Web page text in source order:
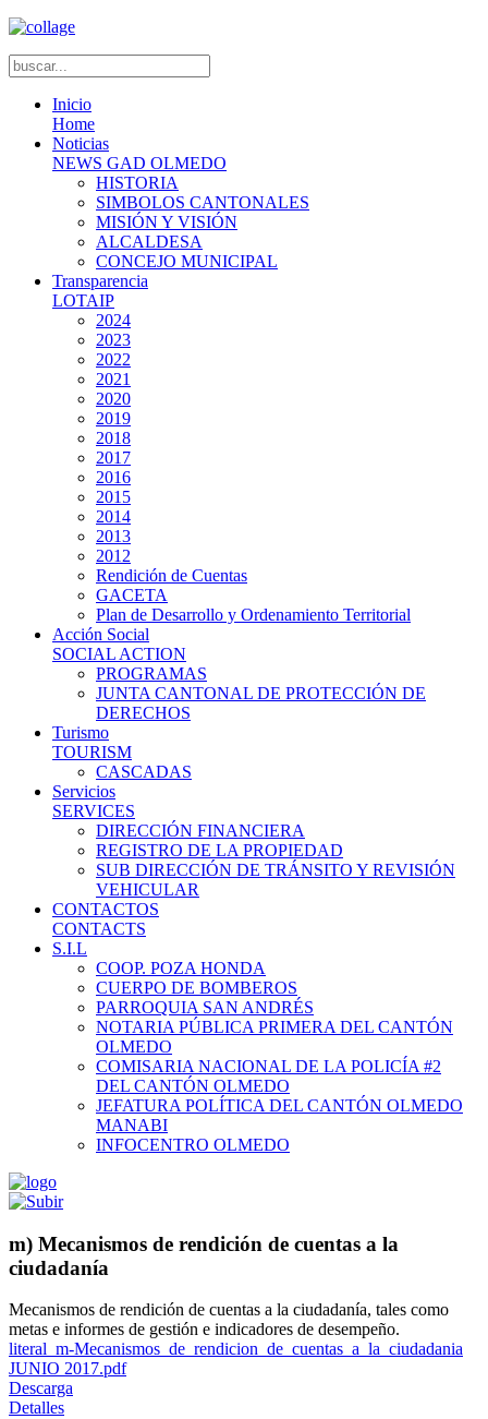
Inicio
Home
Noticias
NEWS GAD OLMEDO
HISTORIA
SIMBOLOS CANTONALES
MISIÓN Y VISIÓN
ALCALDESA
CONCEJO MUNICIPAL
Transparencia
LOTAIP
2024
2023
2022
2021
2020
2019
2018
2017
2016
2015
2014
2013
2012
Rendición de Cuentas
GACETA
Plan de Desarrollo y Ordenamiento Territorial
Acción Social
SOCIAL ACTION
PROGRAMAS
JUNTA CANTONAL DE PROTECCIÓN DE
DERECHOS
Turismo
TOURISM
CASCADAS
Servicios
SERVICES
DIRECCIÓN FINANCIERA
REGISTRO DE LA PROPIEDAD
SUB DIRECCIÓN DE TRÁNSITO Y REVISIÓN
VEHICULAR
CONTACTOS
CONTACTS
S.I.L
COOP. POZA HONDA
CUERPO DE BOMBEROS
PARROQUIA SAN ANDRÉS
NOTARIA PÚBLICA PRIMERA DEL CANTÓN
OLMEDO
COMISARIA NACIONAL DE LA POLICÍA #2
DEL CANTÓN OLMEDO
JEFATURA POLÍTICA DEL CANTÓN OLMEDO
MANABI
INFOCENTRO OLMEDO
m) Mecanismos de rendición de cuentas a la
ciudadanía
Mecanismos de rendición de cuentas a la ciudadanía, tales como
metas e informes de gestión e indicadores de desempeño.
literal_m-Mecanismos_de_rendicion_de_cuentas_a_la_ciudadania
JUNIO 2017.pdf
Descarga
Detalles